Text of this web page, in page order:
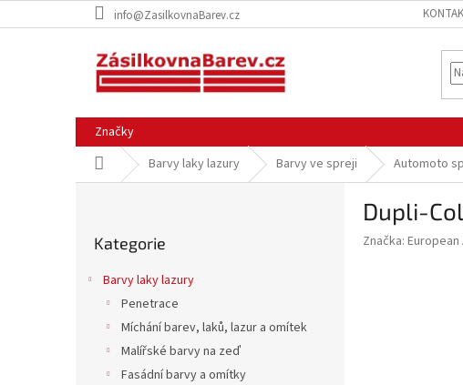
na
info@ZasilkovnaBarev.cz
Značky
Domů Barvy laky lazury Barvy ve spreji Automoto
kategorie
Kategorie
Barvy laky lazury
Penetrace
Míchání barev, laků, lazur a omítek
Malířské barvy na zeď
Fasádní barvy a omítky
Dupli-
Značka: